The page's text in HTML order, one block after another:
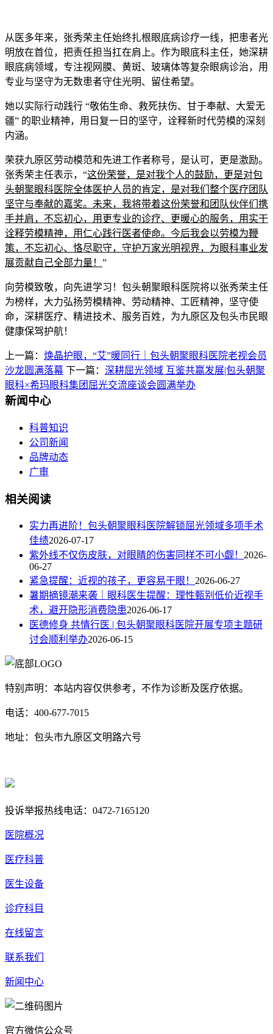
从医多年来，张秀荣主任始终扎根眼底病诊疗一线，把患者光
明放在首位，把责任担当扛在肩上。作为眼底科主任，她深耕
眼底病领域，专注视网膜、黄斑、玻璃体等复杂眼病诊治，用
专业与坚守为无数患者守住光明、留住希望。
她以实际行动践行 “敬佑生命、救死扶伤、甘于奉献、大爱无
疆” 的职业精神，用日复一日的坚守，诠释新时代劳模的深刻
内涵。
荣获九原区劳动模范和先进工作者称号，是认可，更是激励。
张秀荣主任表示，“这份荣誉，是对我个人的鼓励，更是对包
头朝聚眼科医院全体医护人员的肯定，是对我们整个医疗团队
坚守与奉献的嘉奖。未来，我将带着这份荣誉和团队伙伴们携
手并肩，不忘初心，用更专业的诊疗、更暖心的服务，用实干
诠释劳模精神，用仁心践行医者使命。今后我会以劳模为鞭
策，不忘初心、恪尽职守，守护万家光明视界，为眼科事业发
展贡献自己全部力量！ ”
向劳模致敬，向先进学习！包头朝聚眼科医院将以张秀荣主任
为榜样，大力弘扬劳模精神、劳动精神、工匠精神，坚守使
命，深耕医疗、精进技术、服务百姓，为九原区及包头市民眼
健康保驾护航！
上一篇： 焕晶护眼，“艾”暖同行｜包头朝聚眼科医院老视会员
沙龙圆满落幕 下一篇： 深耕屈光领域 互鉴共赢发展|包头朝聚
眼科×希玛眼科集团屈光交流座谈会圆满举办
新闻中心
科普知识
公司新闻
品牌动态
广审
相关阅读
实力再进阶！包头朝聚眼科医院解锁屈光领域多项手术
佳绩2026-07-17
紫外线不仅伤皮肤，对眼睛的伤害同样不可小觑！ 2026-
06-27
紧急提醒：近视的孩子，更容易干眼！ 2026-06-27
暑期摘镜潮来袭｜眼科医生提醒：理性甄别低价近视手
术，避开隐形消费隐患2026-06-17
医德修身 共情行医 | 包头朝聚眼科医院开展专项主题研
讨会顺利举办2026-06-15
特别声明：本站内容仅供参考，不作为诊断及医疗依据。
电话：400-677-7015
地址：包头市九原区文明路六号
投诉举报热线电话：0472-7165120
医院概况
医疗科普
医生设备
诊疗科目
在线留言
联系我们
新闻中心
官方微信公众号